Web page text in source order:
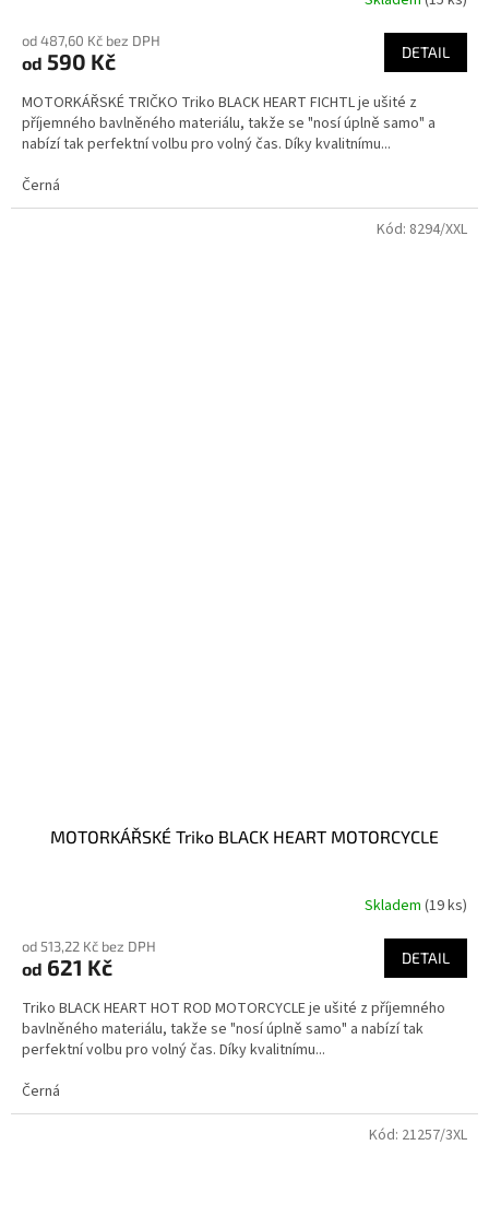
produktu
je
z
5
hvězdiček.
od 487,60 Kč bez DPH
od 590 Kč DETAIL
MOTORKÁŘSKÉ TRIČKO Triko BLACK HEART FICHTL je ušité z
příjemného bavlněného materiálu, takže se "nosí úplně samo" a
nabízí tak perfektní volbu pro volný čas. Díky kvalitnímu...
Černá
MOTORKÁŘSKÉ Triko BLACK HEART MOTORCYCLE
produktu
je
z
5
hvězdiček.
Skladem(19 ks)
od 513,22 Kč bez DPH
od 621 Kč DETAIL
Triko BLACK HEART HOT ROD MOTORCYCLE je ušité z příjemného
bavlněného materiálu, takže se "nosí úplně samo" a nabízí tak
perfektní volbu pro volný čas. Díky kvalitnímu...
Černá
Kód: 8294/XXL
Kód: 21257/3XL